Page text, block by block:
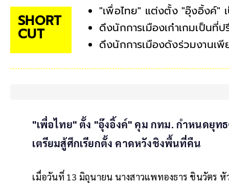
SHORT
CUT
"เพื่อไทย" แต่งตั้ง "อุ๊งอิ้งค์"
ดึงนักการเมืองเก๋าเกมเป็นที่ป
ดึงนักการเมืองดังร่วมงานเ
"เพื่อไทย" ตั้ง "อุ๊งอิ้งค์" คุม กทม. กำหนดยุท
เตรียมสู้ศึกเรียกตั้ง คาดหวังชิงพื้นที่คืน
เมื่อวันที่ 13 มิถุนายน นางสาวแพทองธาร ชินวัตร